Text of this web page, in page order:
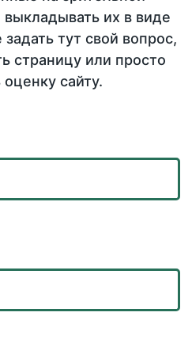
их в виде
тут свой вопрос,
страницу или просто
оценку сайту.